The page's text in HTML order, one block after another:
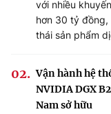
với nhiều
hơn 30 tỷ đồng,
thái sản phẩm
Vận hành hệ
NVIDIA DGX
Nam sở hữu